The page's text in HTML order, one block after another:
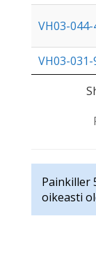
VH03-044-
VH03-031-
Painkiller
oikeasti